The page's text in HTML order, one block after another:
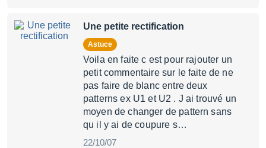
Une petite rectification
Astuce
Voila en faite c est pour rajouter un
petit commentaire sur le faite de ne
pas faire de blanc entre deux
patterns ex U1 et U2 . J ai trouvé un
moyen de changer de pattern sans
qu il y ai de coupure s…
22/10/07